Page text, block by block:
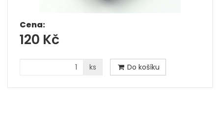
Cena:
120 Kč
ks Do košíku